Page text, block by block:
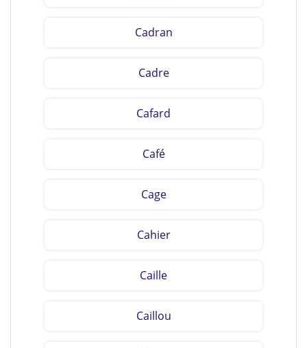
Cadran
Cadre
Cafard
Café
Cage
Cahier
Caille
Caillou